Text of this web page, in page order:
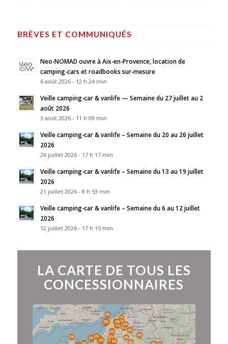
BRÈVES ET COMMUNIQUÉS
Neo-NOMAD ouvre à Aix-en-Provence, location de
camping-cars et roadbooks sur-mesure
6 août 2026 - 12 h 24 min
Veille camping-car & vanlife — Semaine du 27 juillet au 2
août 2026
3 août 2026 - 11 h 09 min
Veille camping-car & vanlife – Semaine du 20 au 26 juillet
2026
26 juillet 2026 - 17 h 17 min
Veille camping-car & vanlife – Semaine du 13 au 19 juillet
2026
21 juillet 2026 - 8 h 53 min
Veille camping-car & vanlife – Semaine du 6 au 12 juillet
2026
12 juillet 2026 - 17 h 15 min
LA CARTE DE TOUS LES
CONCESSIONNAIRES